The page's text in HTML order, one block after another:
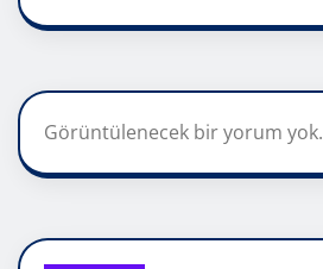
Görüntülenecek bir yorum yok.